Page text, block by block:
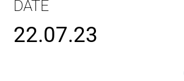
DATE
22.07.23